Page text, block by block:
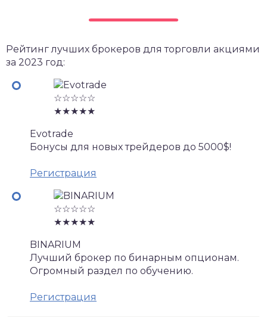
Рейтинг лучших брокеров для торговли акциями
за 2023 год:
☆☆☆☆☆
★★★★★
Evotrade
Бонусы для новых трейдеров до 5000$!
Регистрация
☆☆☆☆☆
★★★★★
BINARIUM
Лучший брокер по бинарным опционам.
Огромный раздел по обучению.
Регистрация